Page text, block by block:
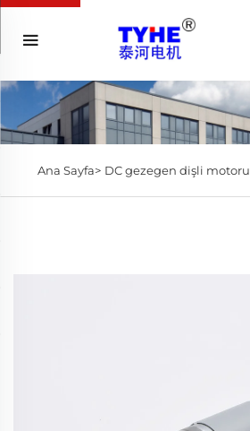
Ana Sayfa> DC gezegen dişli motoru